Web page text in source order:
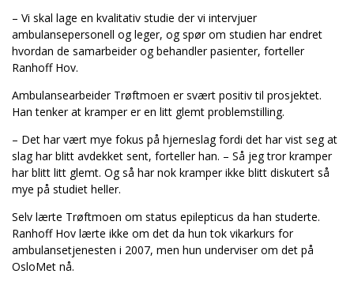
– Vi skal lage en kvalitativ studie der vi intervjuer
ambulansepersonell og leger, og spør om studien har endret
hvordan de samarbeider og behandler pasienter, forteller
Ranhoff Hov.
Ambulansearbeider Trøftmoen er svært positiv til prosjektet.
Han tenker at kramper er en litt glemt problemstilling.
– Det har vært mye fokus på hjerneslag fordi det har vist seg at
slag har blitt avdekket sent, forteller han. – Så jeg tror kramper
har blitt litt glemt. Og så har nok kramper ikke blitt diskutert så
mye på studiet heller.
Selv lærte Trøftmoen om status epilepticus da han studerte.
Ranhoff Hov lærte ikke om det da hun tok vikarkurs for
ambulansetjenesten i 2007, men hun underviser om det på
OsloMet nå.